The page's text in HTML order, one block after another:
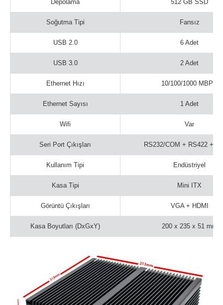
Depolama 512 GB SSD
Soğutma Tipi Fansız
USB 2.0 6 Adet
USB 3.0 2 Adet
Ethernet Hızı 10/100/1000 MBPS
Ethernet Sayısı 1 Adet
Wifi Var
Seri Port Çıkışları RS232/COM + RS422 +
Kullanım Tipi Endüstriyel
Kasa Tipi Mini ITX
Görüntü Çıkışları VGA + HDMI
Kasa Boyutları (DxGxY) 200 x 235 x 51 mm